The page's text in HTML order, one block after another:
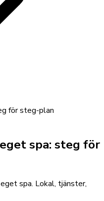
för steg-plan
spa: steg för
spa. Lokal, tjänster,